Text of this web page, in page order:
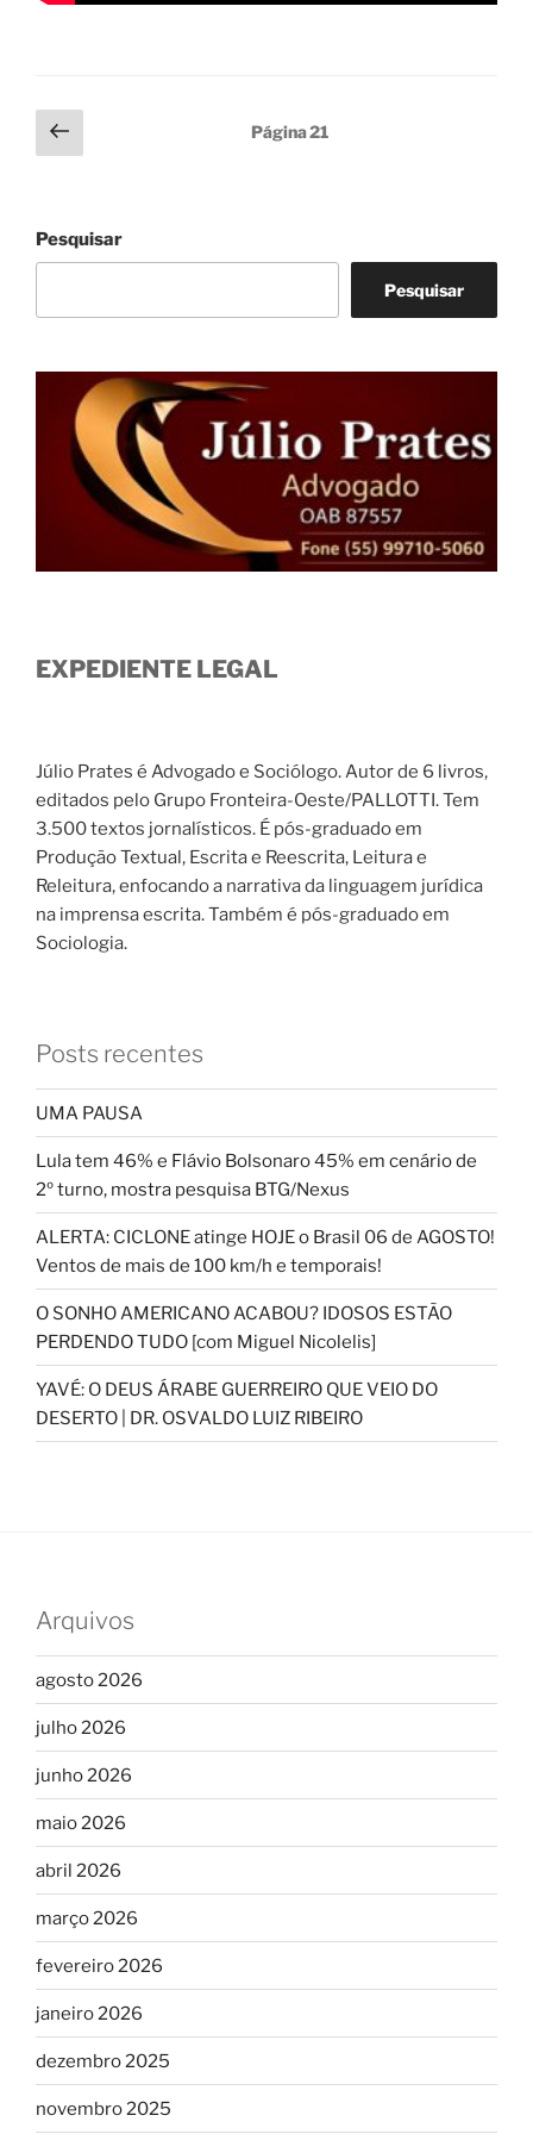
Paginação
de
Página
anterior
Página21
Pesquisar
Pesquisar
EXPEDIENTE LEGAL
Júlio Prates é Advogado e Sociólogo. Autor de 6 livros,
editados pelo Grupo Fronteira-Oeste/PALLOTTI. Tem
3.500 textos jornalísticos. É pós-graduado em
Produção Textual, Escrita e Reescrita, Leitura e
Releitura, enfocando a narrativa da linguagem jurídica
na imprensa escrita. Também é pós-graduado em
Sociologia.
Posts recentes
UMA PAUSA
Lula tem 46% e Flávio Bolsonaro 45% em cenário de
2º turno, mostra pesquisa BTG/Nexus
ALERTA: CICLONE atinge HOJE o Brasil 06 de AGOSTO!
Ventos de mais de 100 km/h e temporais!
O SONHO AMERICANO ACABOU? IDOSOS ESTÃO
PERDENDO TUDO [com Miguel Nicolelis]
YAVÉ: O DEUS ÁRABE GUERREIRO QUE VEIO DO
DESERTO | DR. OSVALDO LUIZ RIBEIRO
Arquivos
agosto 2026
julho 2026
junho 2026
maio 2026
abril 2026
março 2026
fevereiro 2026
janeiro 2026
dezembro 2025
novembro 2025